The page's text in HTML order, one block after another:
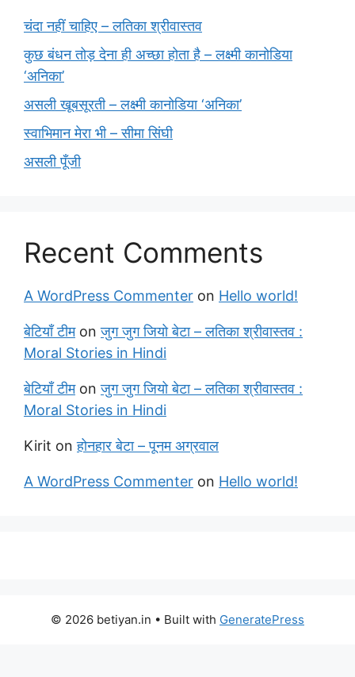
चंदा नहीं चाहिए – लतिका श्रीवास्तव
कुछ बंधन तोड़ देना ही अच्छा होता है – लक्ष्मी कानोडिया
‘अनिका’
असली खूबसूरती – लक्ष्मी कानोडिया ‘अनिका’
स्वाभिमान मेरा भी – सीमा सिंघी
असली पूँजी
Recent Comments
A WordPress Commenter on Hello world!
बेटियाँ टीमonजुग जुग जियो बेटा – लतिका श्रीवास्तव :
Moral Stories in Hindi
बेटियाँ टीमonजुग जुग जियो बेटा – लतिका श्रीवास्तव :
Moral Stories in Hindi
Kirit onहोनहार बेटा – पूनम अग्रवाल
A WordPress Commenter on Hello world!
© 2026 betiyan.in • Built with GeneratePress